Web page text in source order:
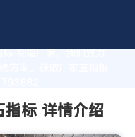
制造厂家，我们致力
方案。获取厂家直销报
指标 详情介绍